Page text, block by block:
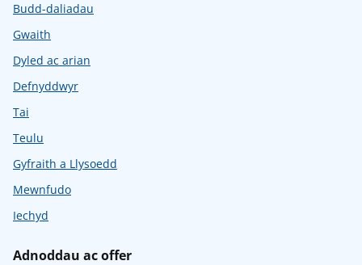
Budd-daliadau
Gwaith
Dyled ac arian
Defnyddwyr
Tai
Teulu
Gyfraith a Llysoedd
Mewnfudo
Iechyd
Adnoddau ac offer